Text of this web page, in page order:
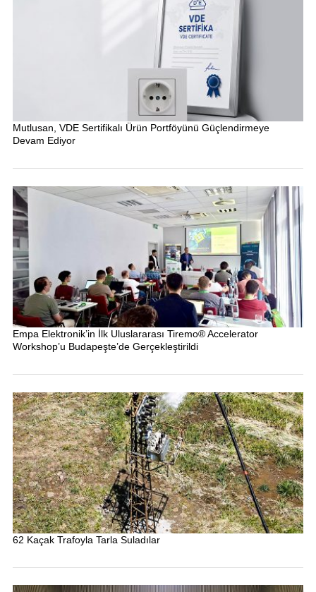
Mutlusan, VDE Sertifikalı Ürün Portföyünü Güçlendirmeye
Devam Ediyor
Empa Elektronik’in İlk Uluslararası Tiremo® Accelerator
Workshop’u Budapeşte’de Gerçekleştirildi
62 Kaçak Trafoyla Tarla Suladılar